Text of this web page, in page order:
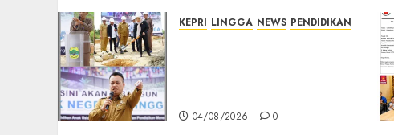
KEPRI LINGGA NEWS PENDIDIKAN
04/08/2026 0